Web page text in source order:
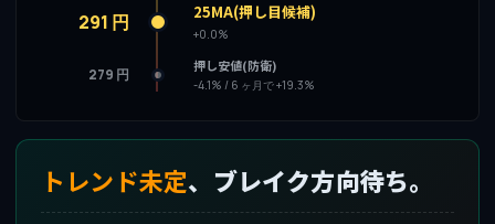
291 円 25MA(押し目候補)
+0.0%
279 円 押し安値(防衛)
-4.1% / 6 ヶ月で +19.3%
トレンド未定、ブレイク方向待ち。